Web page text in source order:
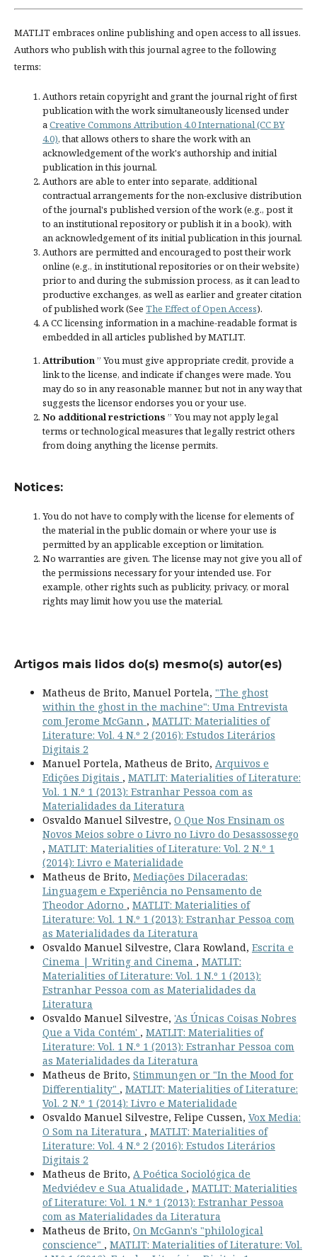
MATLIT embraces online publishing and open access to all issues.
Authors who publish with this journal agree to the following
terms:
Authors retain copyright and grant the journal right of first
publication with the work simultaneously licensed under
aCreative Commons Attribution 4.0 International (CC BY
4.0), that allows others to share the work with an
acknowledgement of the work's authorship and initial
publication in this journal.
Authors are able to enter into separate, additional
contractual arrangements for the non-exclusive distribution
of the journal's published version of the work (e.g., post it
to an institutional repository or publish it in a book), with
an acknowledgement of its initial publication in this journal.
Authors are permitted and encouraged to post their work
online (e.g., in institutional repositories or on their website)
prior to and during the submission process, as it can lead to
productive exchanges, as well as earlier and greater citation
of published work (See The Effect of Open Access).
A CC licensing information in a machine-readable format is
embedded in all articles published by MATLIT.
Attribution” You must give appropriate credit, provide a
link to the license, andindicate if changes were made. You
may do so in any reasonable manner, but not in any way that
suggests the licensor endorses you or your use.
No additional restrictions ” You may not apply legal
terms ortechnological measuresthat legally restrict others
from doing anything the license permits.
Notices:
You do not have to comply with the license for elements of
the material in the public domain or where your use is
permitted by an applicable exception or limitation.
No warranties are given. The license may not give you all of
the permissions necessary for your intended use. For
example, other rights such as publicity, privacy, or moral
rights may limit how you use the material.
Artigos mais lidos do(s) mesmo(s) autor(es)
Matheus de Brito, Manuel Portela, "The ghost
within the ghost in the machine": Uma Entrevista
com Jerome McGann , MATLIT: Materialities of
Literature: Vol. 4 N.º 2 (2016): Estudos Literários
Digitais 2
Manuel Portela, Matheus de Brito, Arquivos e
Edições Digitais , MATLIT: Materialities of Literature:
Vol. 1 N.º 1 (2013): Estranhar Pessoa com as
Materialidades da Literatura
Osvaldo Manuel Silvestre, O Que Nos Ensinam os
Novos Meios sobre o Livro no Livro do Desassossego
, MATLIT: Materialities of Literature: Vol. 2 N.º 1
(2014): Livro e Materialidade
Matheus de Brito, Mediações Dilaceradas:
Linguagem e Experiência no Pensamento de
Theodor Adorno , MATLIT: Materialities of
Literature: Vol. 1 N.º 1 (2013): Estranhar Pessoa com
as Materialidades da Literatura
Osvaldo Manuel Silvestre, Clara Rowland, Escrita e
Cinema | Writing and Cinema , MATLIT:
Materialities of Literature: Vol. 1 N.º 1 (2013):
Estranhar Pessoa com as Materialidades da
Literatura
Osvaldo Manuel Silvestre, 'As Únicas Coisas Nobres
Que a Vida Contém' , MATLIT: Materialities of
Literature: Vol. 1 N.º 1 (2013): Estranhar Pessoa com
as Materialidades da Literatura
Matheus de Brito, Stimmungen or "In the Mood for
Differentiality" , MATLIT: Materialities of Literature:
Vol. 2 N.º 1 (2014): Livro e Materialidade
Osvaldo Manuel Silvestre, Felipe Cussen, Vox Media:
O Som na Literatura , MATLIT: Materialities of
Literature: Vol. 4 N.º 2 (2016): Estudos Literários
Digitais 2
Matheus de Brito, A Poética Sociológica de
Medviédev e Sua Atualidade , MATLIT: Materialities
of Literature: Vol. 1 N.º 1 (2013): Estranhar Pessoa
com as Materialidades da Literatura
Matheus de Brito, On McGann's "philological
conscience" , MATLIT: Materialities of Literature: Vol.